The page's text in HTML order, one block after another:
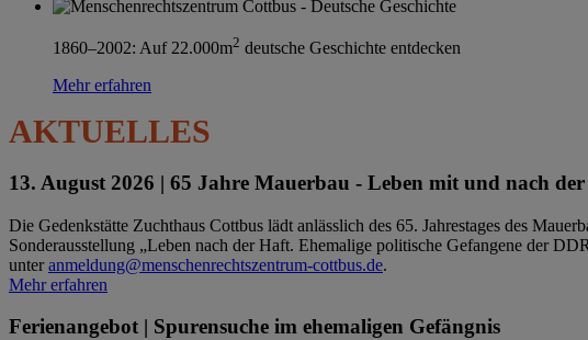
1860–2002: Auf 22.000m2 deutsche Geschichte entdecken
Mehr erfahren
AKTUELLES
13. August 2026 | 65 Jahre Mauerbau - Leben mit und nach
Die Gedenkstätte Zuchthaus Cottbus lädt anlässlich des 65. Jahrestages des
Sonderausstellung „Leben nach der Haft. Ehemalige politische Gefangene der
unteranmeldung@menschenrechtszentrum-cottbus.de.
Mehr erfahren
Ferienangebot | Spurensuche im ehemaligen Gefängnis